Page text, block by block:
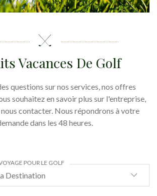
Vacances De Golf
questions sur nos services, nos offres
souhaitez en savoir plus sur l'entreprise,
nous contacter. Nous répondrons à votre
dans les 48 heures.
Destination
POUR LE GOLF